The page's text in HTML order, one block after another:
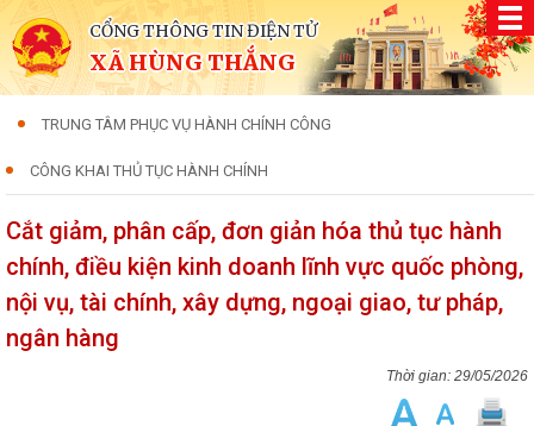
CỔNG THÔNG TIN ĐIỆN TỬ
XÃ HÙNG THẮNG
TRUNG TÂM PHỤC VỤ HÀNH CHÍNH CÔNG
CÔNG KHAI THỦ TỤC HÀNH CHÍNH
Cắt giảm, phân cấp, đơn giản hóa thủ tục hành
chính, điều kiện kinh doanh lĩnh vực quốc phòng,
nội vụ, tài chính, xây dựng, ngoại giao, tư pháp,
ngân hàng
29/05/2026